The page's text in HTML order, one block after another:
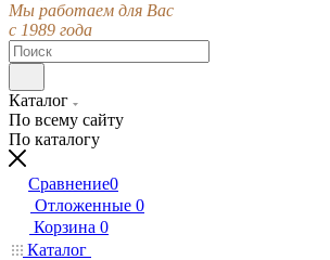
Мы работаем для Вас
с 1989 года
Каталог
По всему сайту
По каталогу
Сравнение0
Отложенные 0
Корзина 0
Каталог